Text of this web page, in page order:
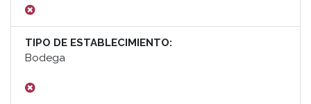
TIPO DE ESTABLECIMIENTO:
Bodega